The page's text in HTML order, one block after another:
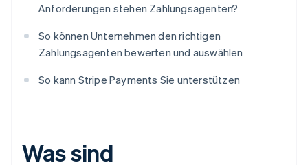
Anforderungen stehen Zahlungsagenten?
So können Unternehmen den richtigen
Zahlungsagenten bewerten und auswählen
So kann Stripe Payments Sie unterstützen
Was sind